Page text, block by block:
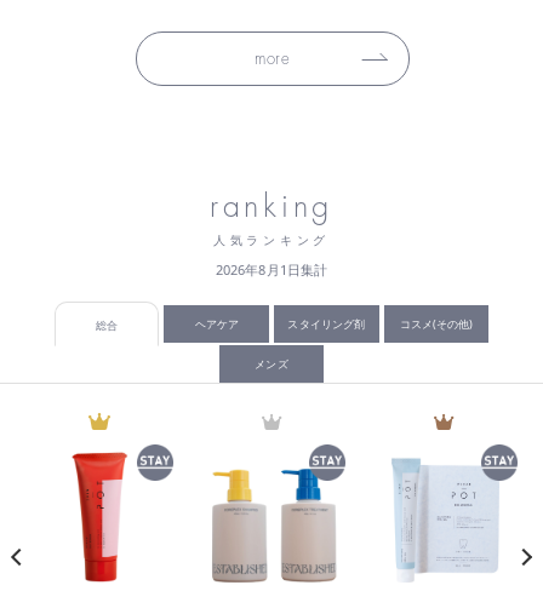
more
ranking
人気ランキング
2026年8月1日集計
総合 ヘアケア スタイリング剤 コスメ(その他)
メンズ